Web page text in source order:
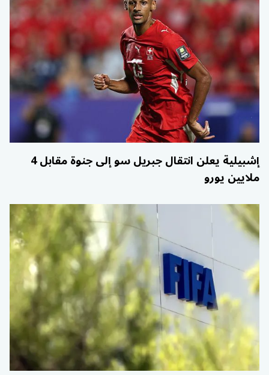
إشبيلية يعلن انتقال جبريل سو إلى جنوة مقابل 4
ملايين يورو